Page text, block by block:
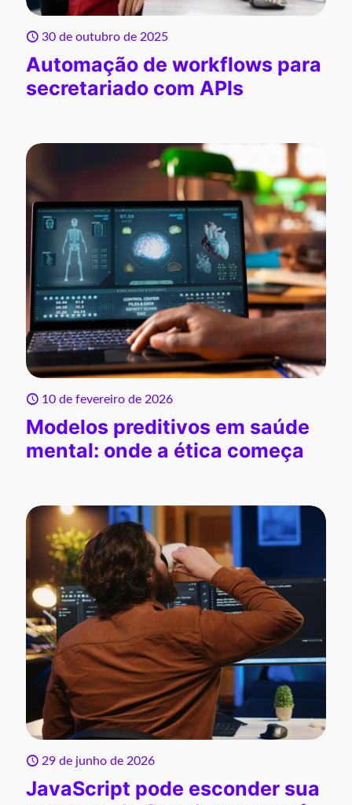
30 de outubro de 2025
Automação de workflows para
secretariado com APIs
10 de fevereiro de 2026
Modelos preditivos em saúde
mental: onde a ética começa
29 de junho de 2026
JavaScript pode esconder sua